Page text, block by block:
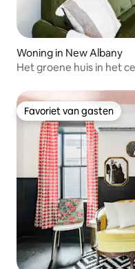
Woning in New Albany
Het groene huis in het
Favoriet van gasten
Favoriet van gasten